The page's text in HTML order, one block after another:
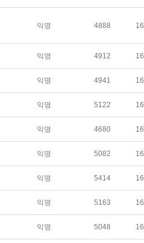
익명 4888
익명 4912
익명 4941
익명 5122
익명 4680
익명 5082
익명 5414
익명 5163
익명 5048